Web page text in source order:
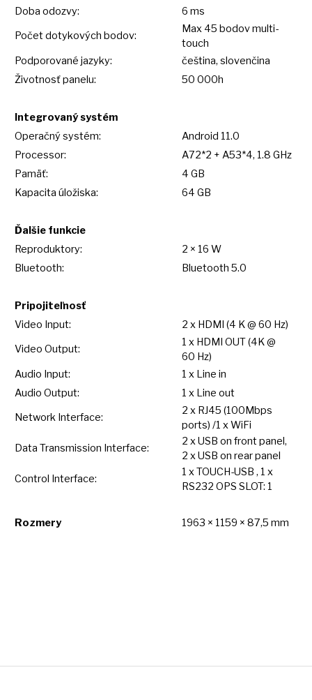
Doba odozvy:
6 ms
Počet dotykových bodov:
Max 45 bodov multi-
touch
Podporované jazyky:
čeština, slovenčina
Životnosť panelu:
50 000h
Integrovaný systém
Operačný systém:
Android 11.0
Processor:
A72*2 + A53*4, 1.8 GHz
Pamäť:
4 GB
Kapacita úložiska:
64 GB
Ďalšie funkcie
Reproduktory:
2 × 16 W
Bluetooth:
Bluetooth 5.0
Pripojiteľnosť
Video Input:
2 x HDMI (4 K@ 60 Hz)
Video Output:
1 x HDMI OUT (4K @
60 Hz)
Audio Input:
1 x Line in
Audio Output:
1 x Line out
Network Interface:
2 x RJ45 (100Mbps
ports) /1 xWiFi
Data Transmission Interface:
2 xUSB on front panel,
2 x USB on rear panel
Control Interface:
1 xTOUCH-USB , 1 x
RS232 OPS SLOT: 1
Rozmery 1963 × 1159 × 87,5 mm